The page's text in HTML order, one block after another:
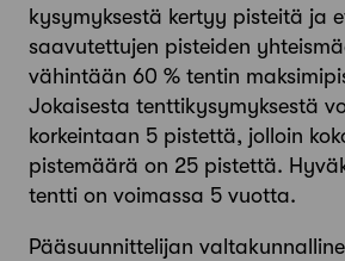
kysymyksestä kertyy pisteitä ja
saavutettujen pisteiden
vähintään 60 % tentin
Jokaisesta tenttikysymyksestä
korkeintaan 5 pistettä, jolloin
pistemäärä on 25 pistettä.
tentti on voimassa 5 vuotta.
Pääsuunnittelijan